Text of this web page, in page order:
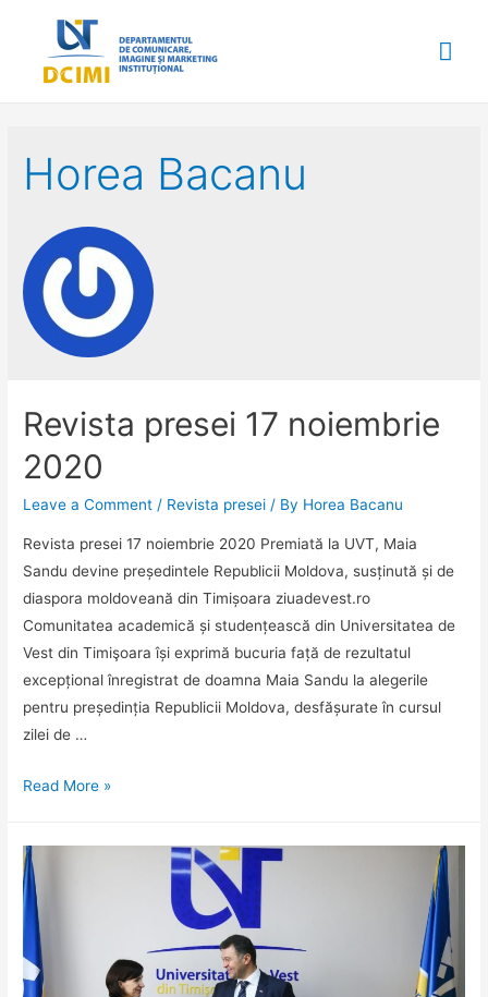
Horea Bacanu
Revista presei 17 noiembrie
2020
Leave a Comment / Revista presei / By Horea Bacanu
Revista presei 17 noiembrie 2020 Premiată la UVT, Maia
Sandu devine președintele Republicii Moldova, susținută și de
diaspora moldoveană din Timișoara ziuadevest.ro
Comunitatea academică și studențească din Universitatea de
Vest din Timişoara își exprimă bucuria față de rezultatul
excepțional înregistrat de doamna Maia Sandu la alegerile
pentru președinția Republicii Moldova, desfășurate în cursul
zilei de …
Revista
noiembrie
2020
Read More »